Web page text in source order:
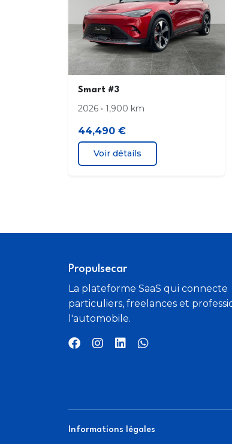
Smart #3
2026 • 1,900 km
44,490 €
Voir détails
Propulsecar
La plateforme SaaS qui connecte
particuliers, freelances et
l'automobile.
Informations légales